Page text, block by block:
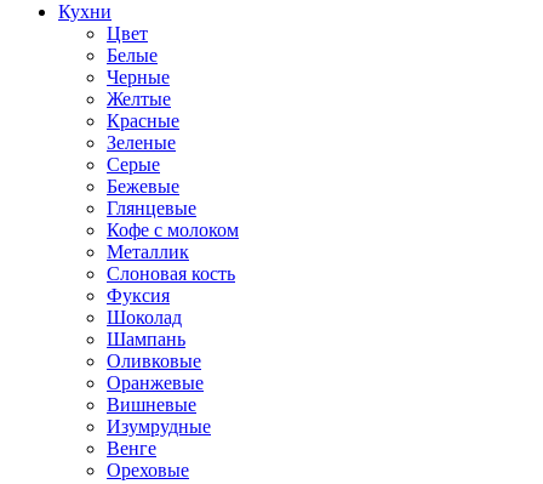
Кухни
Цвет
Белые
Черные
Желтые
Красные
Зеленые
Серые
Бежевые
Глянцевые
Кофе с молоком
Металлик
Слоновая кость
Фуксия
Шоколад
Шампань
Оливковые
Оранжевые
Вишневые
Изумрудные
Венге
Ореховые